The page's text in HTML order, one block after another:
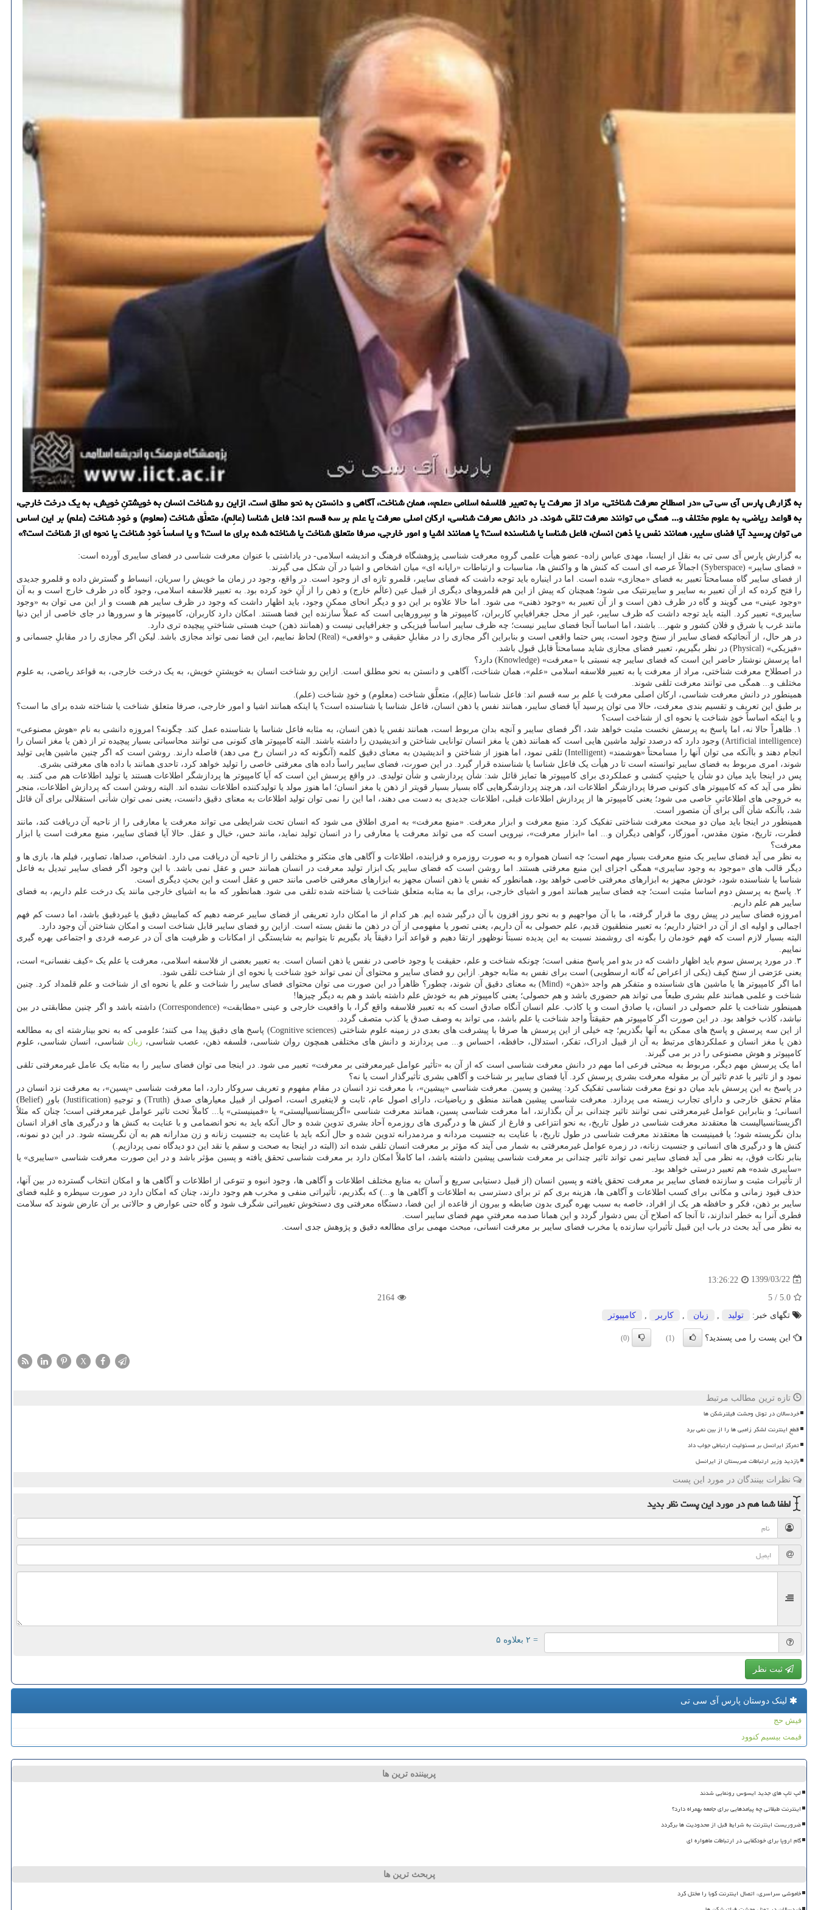
به گزارش پارس آی سی تی «در اصطلاح معرفت شناختی، مراد از معرفت یا به تعبیر فلاسفه اسلامی «علم»، همان شناخت، آگاهی و دانستن به نحو مطلق است. ازاین رو شناخت انسان به خویشتنِ خویش، به یك درخت خارجی،
به قواعد ریاضی، به علوم مختلف و... همگی می توانند معرفت تلقی شوند. در دانش معرفت شناسی، اركان اصلی معرفت یا علم بر سه قسم اند: فاعل شناسا (عالِم)، متعلَّق شناخت (معلوم) و خودِ شناخت (علم) بر این اساس
می توان پرسید آیا فضای سایبر، همانند نفس یا ذهن انسان، فاعل شناسا یا شناسنده است؟ یا همانند اشیا و امور خارجی، صرفا متعلق شناخت یا شناخته شده برای ما است؟ و یا اساساً خودِ شناخت یا نحوه ای از شناخت است؟»
به گزارش پارس آی سی تی به نقل از ایسنا، مهدی عباس زاده- عضو هیأت علمی گروه معرفت شناسی پژوهشگاه فرهنگ و اندیشه اسلامی- در یاداشتی با عنوان معرفت شناسی در فضای سایبری آورده است:
« فضای سایبر» (Syberspace) اجمالاً عرصه ای است که کنش ها و واکنش ها، مناسبات و ارتباطات «رایانه ای» میان اشخاص و اشیا در آن شکل می گیرند.
از فضای سایبر گاه مسامحتاً تعبیر به فضای «مجازی» شده است. اما در اینباره باید توجه داشت که فضای سایبر، قلمرو تازه ای از وجود است. در واقع، وجود در زمان ما خویش را سریان، انبساط و گسترش داده و قلمرو جدیدی
را فتح کرده که از آن تعبیر به سایبر و سایبرنتیک می شود؛ همچنان که پیش از این هم قلمروهای دیگری از قبیل عین (عالَم خارج) و ذهن را از آنِ خود کرده بود. به تعبیر فلاسفه اسلامی، وجود گاه در ظرف خارج است و به آن
«وجود عینی» می گویند و گاه در ظرف ذهن است و از آن تعبیر به «وجود ذهنی» می شود. اما حالا علاوه بر این دو و دیگر انحای ممکنِ وجود، باید اظهار داشت که وجود در ظرف سایبر هم هست و از این می توان به «وجود
سایبری» تعبیر کرد. البته باید توجه داشت که ظرف سایبر، غیر از محل جغرافیاییِ کاربران، کامپیوتر ها و سِرورهایی است که عملاً سازنده این فضا هستند. امکان دارد کاربران، کامپیوتر ها و سرورها در جای خاصی از این دنیا
مانند غرب یا شرق و فلان کشور و شهر... باشند، اما اساسا آنجا فضای سایبر نیست؛ چه ظرف سایبر اساساً فیزیکی و جغرافیایی نیست و (همانند ذهن) حیث هستی شناختیِ پیچیده تری دارد.
در هر حال، از آنجائیکه فضای سایبر از سنخ وجود است، پس حتما واقعی است و بنابراین اگر مجازی را در مقابلِ حقیقی و «واقعی» (Real) لحاظ نماییم، این فضا نمی تواند مجازی باشد. لیکن اگر مجازی را در مقابلِ جسمانی و
«فیزیکی» (Physical) در نظر بگیریم، تعبیر فضای مجازی شاید مسامحتاً قابل قبول باشد.
اما پرسش نوشتار حاضر این است که فضای سایبر چه نسبتی با «معرفت» (Knowledge) دارد؟
در اصطلاح معرفت شناختی، مراد از معرفت یا به تعبیر فلاسفه اسلامی «علم»، همان شناخت، آگاهی و دانستن به نحو مطلق است. ازاین رو شناخت انسان به خویشتنِ خویش، به یک درخت خارجی، به قواعد ریاضی، به علوم
مختلف و... همگی می توانند معرفت تلقی شوند.
همینطور در دانش معرفت شناسی، ارکان اصلی معرفت یا علم بر سه قسم اند: فاعل شناسا (عالِم)، متعلَّق شناخت (معلوم) و خودِ شناخت (علم).
بر طبق این تعریف و تقسیم بندی معرفت، حالا می توان پرسید آیا فضای سایبر، همانند نفس یا ذهن انسان، فاعل شناسا یا شناسنده است؟ یا اینکه همانند اشیا و امور خارجی، صرفا متعلق شناخت یا شناخته شده برای ما است؟
و یا اینکه اساساً خودِ شناخت یا نحوه ای از شناخت است؟
۱. ظاهراً حالا نه، اما پاسخ به پرسش نخست مثبت خواهد شد، اگر فضای سایبر و آنچه بدان مربوط است، همانند نفس یا ذهن انسان، به مثابه فاعل شناسا یا شناسنده عمل کند. چگونه؟ امروزه دانشی به نام «هوش مصنوعی»
(Artificial intelligence) وجود دارد که درصدد تولید ماشین هایی است که همانند ذهن یا مغز انسان توانایی شناختن و اندیشیدن را داشته باشند. البته کامپیوتر های کنونی می توانند محاسباتی بسیار پیچیده تر از ذهن یا مغز انسان را
انجام دهند و باآنکه می توان آنها را مسامحتاً «هوشمند» (Intelligent) تلقی نمود، اما هنوز از شناختن و اندیشیدن به معنای دقیق کلمه (آنگونه که در انسان رخ می دهد) فاصله دارند. روشن است که اگر چنین ماشین هایی تولید
شوند، امری مربوط به فضای سایبر توانسته است تا در هیأت یک فاعل شناسا یا شناسنده قرار گیرد. در این صورت، فضای سایبر راساً داده های معرفتی خاصی را تولید خواهد کرد، تاحدی همانند با داده های معرفتی بشری.
پس در اینجا باید میان دو شأن یا حیثیتِ کنشی و عملکردی برای کامپیوتر ها تمایز قائل شد: شأن پردازشی و شأن تولیدی. در واقع پرسش این است که آیا کامپیوتر ها پردازشگر اطلاعات هستند یا تولید اطلاعات هم می کنند. به
نظر می آید که که کامپیوتر های کنونی صرفا پردازشگر اطلاعات اند، هرچند پردازشگرهایی گاه بسیار بسیار قویتر از ذهن یا مغز انسان؛ اما هنوز مولد یا تولیدکننده اطلاعات نشده اند. البته روشن است که پردازش اطلاعات، منجر
به خروجی های اطلاعاتیِ خاصی می شود؛ یعنی کامپیوتر ها از پردازش اطلاعات قبلی، اطلاعات جدیدی به دست می دهند، اما این را نمی توان تولید اطلاعات به معنای دقیق دانست، یعنی نمی توان شأنی استقلالی برای آن قائل
شد، باآنکه شأن آلی برای آن متصور است.
همینطور در اینجا باید میان دو مبحث معرفت شناختی تفکیک کرد: منبع معرفت و ابزار معرفت. «منبع معرفت» به امری اطلاق می شود که انسان تحت شرایطی می تواند معرفت یا معارفی را از ناحیه آن دریافت کند، مانند
فطرت، تاریخ، متون مقدس، آموزگار، گواهی دیگران و... اما «ابزار معرفت»، نیرویی است که می تواند معرفت یا معارفی را در انسان تولید نماید، مانند حس، خیال و عقل. حالا آیا فضای سایبر، منبع معرفت است یا ابزار
معرفت؟
به نظر می آید فضای سایبر یک منبع معرفت بسیار مهم است؛ چه انسان همواره و به صورت روزمره و فزاینده، اطلاعات و آگاهی های متکثر و مختلفی را از ناحیه آن دریافت می دارد. اشخاص، صداها، تصاویر، فیلم ها، بازی ها و
دیگر قالب های «موجود به وجود سایبری» همگی اجزای این منبع معرفتی هستند. اما روشن است که فضای سایبر یک ابزار تولید معرفت در انسان همانند حس و عقل نمی باشد. با این وجود اگر فضای سایبر تبدیل به فاعل
شناسا یا شناسنده شود، خودش مجهز به ابزارهای معرفتی خاصی خواهد بود، همانطور که نفس یا ذهن انسان مجهز به ابزارهای معرفتی خاصی مانند حس و عقل است و این بحثِ دیگری است.
۲. پاسخ به پرسش دوم اساسا مثبت است؛ چه فضای سایبر همانند امور و اشیای خارجی، برای ما به مثابه متعلق شناخت یا شناخته شده تلقی می شود. همانطور که ما به اشیای خارجی مانند یک درخت علم داریم، به فضای
سایبر هم علم داریم.
امروزه فضای سایبر در پیش روی ما قرار گرفته، ما با آن مواجهیم و به نحو روز افزون با آن درگیر شده ایم. هر کدام از ما امکان دارد تعریفی از فضای سایبر عرضه دهیم که کمابیش دقیق یا غیردقیق باشد، اما دست کم فهم
اجمالی و اولیه ای از آن در اختیار داریم؛ به تعبیر منطقیون قدیم، علم حصولی به آن داریم، یعنی تصور یا مفهومی از آن در ذهن ما نقش بسته است. ازاین رو فضای سایبر قابل شناخت است و امکان شناختن آن وجود دارد.
البته بسیار لازم است که فهم خودمان را بگونه ای روشمند نسبت به این پدیده نسبتاً نوظهور ارتقا دهیم و قواعد آنرا دقیقاً یاد بگیریم تا بتوانیم به شایستگی از امکانات و ظرفیت های آن در عرصه فردی و اجتماعی بهره گیری
نماییم.
۳. در مورد پرسش سوم باید اظهار داشت که در بدو امر پاسخ منفی است؛ چونکه شناخت و علم، حقیقت یا وجود خاصی در نفس یا ذهن انسان است. به تعبیر بعضی از فلاسفه اسلامی، معرفت یا علم یک «کیف نفسانی» است،
یعنی عرَضی از سنخ کیف (یکی از اعراض نُه گانه ارسطویی) است برای نفس به مثابه جوهر. ازاین رو فضای سایبر و محتوای آن نمی تواند خودِ شناخت یا نحوه ای از شناخت تلقی شود.
اما اگر کامپیوتر ها یا ماشین های شناسنده و متفکر هم واجد «ذهن» (Mind) به معنای دقیق آن شوند، چطور؟ ظاهراً در این صورت می توان محتوای فضای سایبر را شناخت و علم یا نحوه ای از شناخت و علم قلمداد کرد. چنین
شناخت و علمی همانند علم بشری طبعاً می تواند هم حضوری باشد و هم حصولی؛ یعنی کامپیوتر هم به خودش علم داشته باشد و هم به دیگر چیزها!
همینطور شناخت یا علم حصولی در انسان، یا صادق است و یا کاذب. علم انسان آنگاه صادق است که به تعبیر فلاسفه واقع گرا، با واقعیت خارجی و عینی «مطابقت» (Correspondence) داشته باشد و اگر چنین مطابقتی در بین
نباشد، کاذب خواهد بود. در این صورت اگر کامپیوتر هم حقیقتاً واجد شناخت یا علم باشد، می تواند به وصف صدق یا کذب متصف گردد.
از این سه پرسش و پاسخ های ممکن به آنها بگذریم؛ چه خیلی از این پرسش ها صرفا با پیشرفت های بعدی در زمینه علوم شناختی (Cognitive sciences) پاسخ های دقیق پیدا می کنند؛ علومی که به نحو بینارشته ای به مطالعه
ذهن یا مغز انسان و عملکردهای مرتبط به آن از قبیل ادراک، تفکر، استدلال، حافظه، احساس و... می پردازند و دانش های مختلفی همچون روان شناسی، فلسفه ذهن، عصب شناسی، زبان شناسی، انسان شناسی، علوم
کامپیوتر و هوش مصنوعی را در بر می گیرند.
اما یک پرسش مهم دیگر، مربوط به مبحثی فرعی اما مهم در دانش معرفت شناسی است که از آن به «تأثیر عوامل غیرمعرفتی بر معرفت» تعبیر می شود. در اینجا می توان فضای سایبر را به مثابه یک عامل غیرمعرفتی تلقی
نمود و از تاثیر یا عدم تاثیر آن بر مقوله معرفت بشری پرسش کرد. آیا فضای سایبر بر شناخت و آگاهی بشری تأثیرگذار است یا نه؟
در پاسخ به این پرسش باید میان دو نوع معرفت شناسی تفکیک کرد: پیشین و پسین. معرفت شناسی «پیشین»، با معرفت نزد انسان در مقام مفهوم و تعریف سروکار دارد، اما معرفت شناسی «پسین»، به معرفت نزد انسان در
مقام تحقق خارجی و دارای تجارب زیسته می پردازد. معرفت شناسی پیشین همانند منطق و ریاضیات، دارای اصول عام، ثابت و لایتغیری است، اصولی از قبیل معیارهای صدق (Truth) و توجیهِ (Justification) باورِ (Belief)
انسانی؛ و بنابراین عوامل غیرمعرفتی نمی توانند تاثیر چندانی بر آن بگذارند، اما معرفت شناسی پسین، همانند معرفت شناسی «اگزیستانسیالیستی» یا «فمینیستی» یا... کاملاً تحت تاثیر عوامل غیرمعرفتی است؛ چنان که مثلاً
اگزیستانسیالیست ها معتقدند معرفت شناسی در طول تاریخ، به نحو انتزاعی و فارغ از کنش ها و درگیری های روزمره آحاد بشری تدوین شده و حال آنکه باید به نحو انضمامی و با عنایت به کنش ها و درگیری های افراد انسان
بدان نگریسته شود؛ یا فمینیست ها معتقدند معرفت شناسی در طول تاریخ، با عنایت به جنسیت مردانه و مردمدرانه تدوین شده و حال آنکه باید با عنایت به جنسیت زنانه و زن مدارانه هم به آن نگریسته شود. در این دو نمونه،
کنش ها و درگیری های انسانی و جنسیت زنانه، در زمره عوامل غیرمعرفتی به شمار می آیند که مؤثر بر معرفت انسان تلقی شده اند (البته در اینجا به صحت و سقم یا نقد این دو دیدگاه نمی پردازیم.)
بنابر نکات فوق، به نظر می آید فضای سایبر نمی تواند تاثیر چندانی بر معرفت شناسی پیشین داشته باشد، اما کاملاً امکان دارد بر معرفت شناسی تحقق یافته و پسین مؤثر باشد و در این صورت معرفت شناسی «سایبری» یا
«سایبری شده» هم تعبیر درستی خواهد بود.
از تأثیرات مثبت و سازنده فضای سایبر بر معرفت تحقق یافته و پسین انسان (از قبیل دستیابی سریع و آسان به منابع مختلف اطلاعات و آگاهی ها، وجود انبوه و تنوعی از اطلاعات و آگاهی ها و امکان انتخاب گسترده در بین آنها،
حذف قیود زمانی و مکانی برای کسب اطلاعات و آگاهی ها، هزینه بری کم تر برای دسترسی به اطلاعات و آگاهی ها و...) که بگذریم، تأثیراتی منفی و مخرب هم وجود دارند، چنان که امکان دارد در صورت سیطره و غلبه فضای
سایبر بر ذهن، فکر و حافظه هر یک از افراد، خاصه به سبب بهره گیری بدون ضابطه و بیرون از قاعده از این فضا، دستگاه معرفتی وی دستخوش تغییراتی شگرف شود و گاه حتی عوارض و حالاتی بر آن عارض شوند که سلامت
فطری آنرا به خطر اندازند، تا آنجا که اصلاح آن بس دشوار گردد و این همانا صدمه معرفتیِ مهمِ فضای سایبر است.
به نظر می آید بحث در باب این قبیل تأثیراتِ سازنده یا مخرب فضای سایبر بر معرفت انسانی، مبحث مهمی برای مطالعه دقیق و پژوهش جدی است.
1399/03/22
13:26:22
5.0
/
5
2164
تگهای خبر:
تولید , زبان , كاربر , كامپیوتر
این پست را می پسندید؟ (1)
(0)
X
تازه ترین مطالب مرتبط
خردسالان در تونل وحشت فیلترشکن ها
قطع اینترنت لشکر زامبی ها را از بین نمی برد
تمرکز ایرانسل بر مسئولیت ارتباطی جواب داد
بازدید وزیر ارتباطات صربستان از ایرانسل
نظرات بینندگان در مورد این پست
لطفا شما همدر مورد این پستنظر بدید
= ۲ بعلاوه ۵
ثبت نظر
لینک دوستان پارس آی سی تی
فیش حج
قیمت بیسیم کنوود
پربیننده ترین ها
لپ تاپ های جدید ایسوس رونمایی شدند
اینترنت طبقاتی چه پیامدهایی برای جامعه بهمراه دارد؟
ضروریست اینترنت به شرایط قبل از محدودیت ها برگردد
گام اروپا برای خودکفایی در ارتباطات ماهواره ای
پربحث ترین ها
خاموشی سراسری، اتصال اینترنت کوبا را مختل کرد